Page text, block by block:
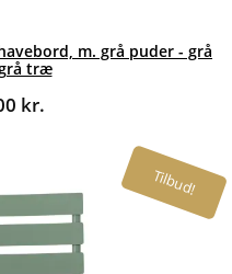
m. grå puder - grå
træ
kr.
Tilbud!